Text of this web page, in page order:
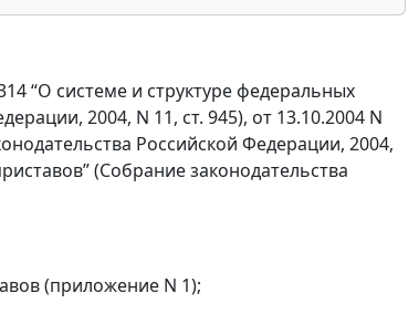
“О системе и структуре федеральных
2004, N 11, ст. 945), от 13.10.2004 N
Российской Федерации, 2004,
(Собрание законодательства
(приложение N 1);